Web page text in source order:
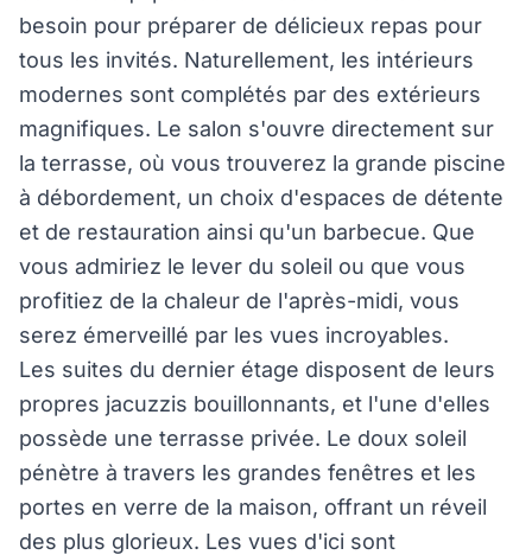
besoin pour préparer de délicieux repas pour
tous les invités. Naturellement, les intérieurs
modernes sont complétés par des extérieurs
magnifiques. Le salon s'ouvre directement sur
la terrasse, où vous trouverez la grande piscine
à débordement, un choix d'espaces de détente
et de restauration ainsi qu'un barbecue. Que
vous admiriez le lever du soleil ou que vous
profitiez de la chaleur de l'après-midi, vous
serez émerveillé par les vues incroyables.
Les suites du dernier étage disposent de leurs
propres jacuzzis bouillonnants, et l'une d'elles
possède une terrasse privée. Le doux soleil
pénètre à travers les grandes fenêtres et les
portes en verre de la maison, offrant un réveil
des plus glorieux. Les vues d'ici sont